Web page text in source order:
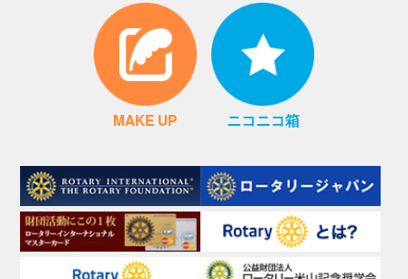
MAKE UP ニコニコ箱